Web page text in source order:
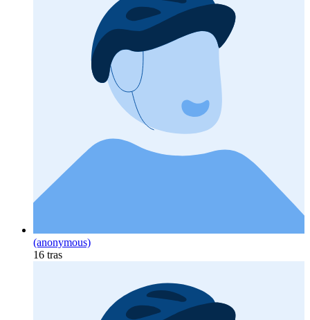
(anonymous)
16 tras